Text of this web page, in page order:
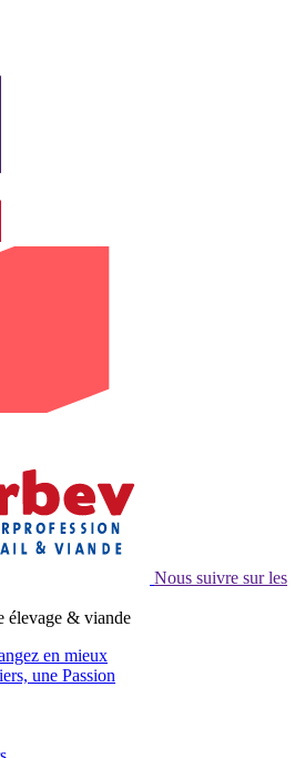
Nous suivre sur les
élevage & viande
en mieux
une Passion